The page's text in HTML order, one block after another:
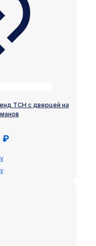
ТСН с дверцей на
₽